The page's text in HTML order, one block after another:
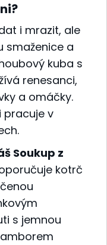
i mrazit, ale
smaženice a
kuba s
renesanci,
a omáčky.
pracuje v
Soukup z
kotrč
s jemnou